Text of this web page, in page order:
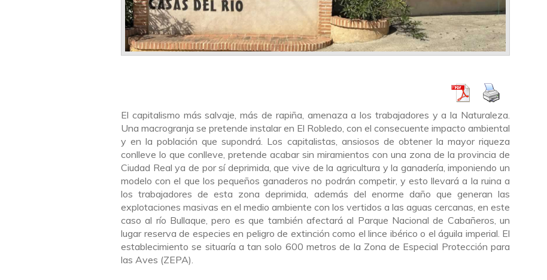
El capitalismo más salvaje, más de rapiña, amenaza a los trabajadores y a la Naturaleza.
Una macrogranja se pretende instalar en El Robledo, con el consecuente impacto ambiental
y en la población que supondrá. Los capitalistas, ansiosos de obtener la mayor riqueza
conlleve lo que conlleve, pretende acabar sin miramientos con una zona de la provincia de
Ciudad Real ya de por sí deprimida, que vive de la agricultura y la ganadería, imponiendo un
modelo con el que los pequeños ganaderos no podrán competir, y esto llevará a la ruina a
los trabajadores de esta zona deprimida, además del enorme daño que generan las
explotaciones masivas en el medio ambiente con los vertidos a las aguas cercanas, en este
caso al río Bullaque, pero es que también afectará al Parque Nacional de Cabañeros, un
lugar reserva de especies en peligro de extinción como el lince ibérico o el águila imperial. El
establecimiento se situaría a tan solo 600 metros de la Zona de Especial Protección para
las Aves (ZEPA).